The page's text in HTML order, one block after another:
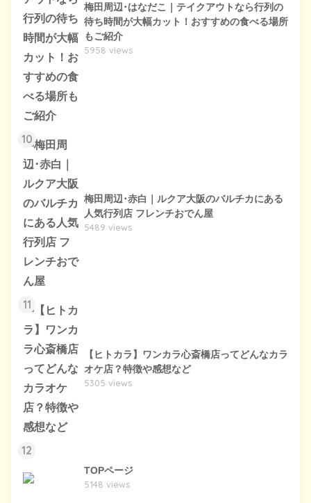
梅田周辺･はなだこ｜テイクアウトなら行列の
待ち時間が大幅カット！おすすめの食べる場所
もご紹介
5958 views
10
梅田周辺･赤白｜ルクア大阪のバルチカにある
人気行列店 フレンチおでん屋
5489 views
11
【ヒトカラ】ワンカラ心斎橋店ってどんなカラ
オケ店？特徴や感想など
5305 views
12
TOPページ
5148 views